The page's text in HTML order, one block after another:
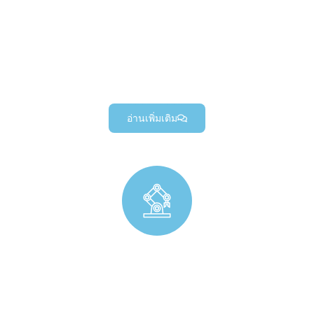
อ่านเพิ่มเติม